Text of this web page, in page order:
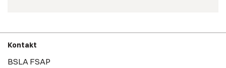
Kontakt
BSLA FSAP